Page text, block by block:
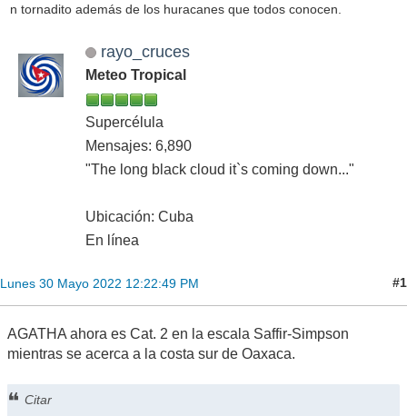
n tornadito además de los huracanes que todos conocen.
rayo_cruces
Meteo Tropical
Supercélula
Mensajes: 6,890
"The long black cloud it`s coming down..."
Ubicación: Cuba
En línea
Lunes 30 Mayo 2022 12:22:49 PM #1
AGATHA ahora es Cat. 2 en la escala Saffir-Simpson
mientras se acerca a la costa sur de Oaxaca.
Citar